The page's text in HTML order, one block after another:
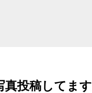
投稿してます